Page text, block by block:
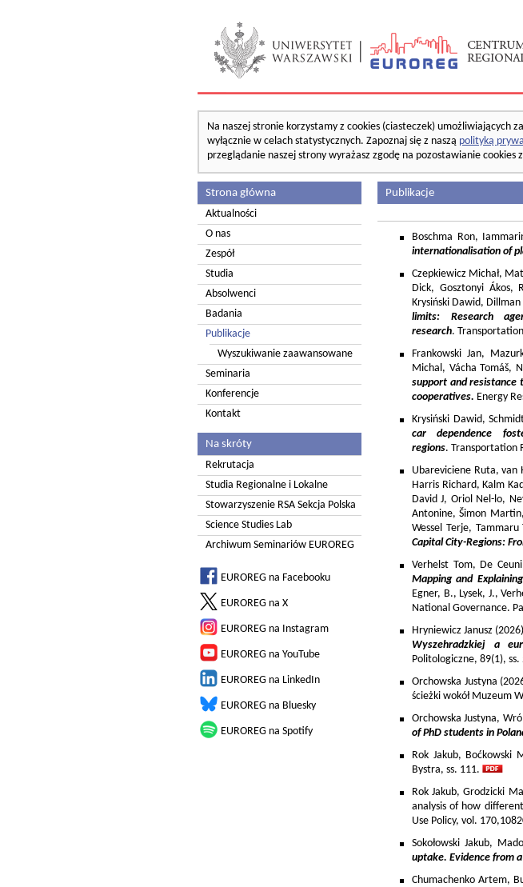
Na naszej stronie korzystamy z cookies (ciasteczek) umożliwiających
wyłącznie w celach statystycznych. Zapoznaj się z naszą polityką
przeglądanie naszej strony wyrażasz zgodę na pozostawianie
Strona główna
Aktualności
O nas
Zespół
Studia
Absolwenci
Badania
Publikacje
Wyszukiwanie zaawansowane
Seminaria
Konferencje
Kontakt
Na skróty
Rekrutacja
Studia Regionalne i Lokalne
Stowarzyszenie RSA Sekcja Polska
Science Studies Lab
Archiwum Seminariów EUROREG
EUROREG na Facebooku
EUROREG na X
EUROREG na Instagram
EUROREG na YouTube
EUROREG na LinkedIn
EUROREG na Bluesky
EUROREG na Spotify
Publikacje
Boschma Ron,
internationalisation of
Czepkiewicz Michał,
Dick, Gosztonyi Ákos,
Krysiński Dawid,
limits: Research
research.
Frankowski Jan,
Michal, Vácha Tomáš,
support and resistance
cooperatives. Energy
Krysiński Dawid,
car dependence
regions. Transportation
Ubareviciene Ruta, van
Harris Richard, Kalm
David J, Oriol Nel-lo,
Antonine, Šimon
Wessel Terje,
Capital City-Regions:
Verhelst Tom, De
Mapping and
Egner, B., Lysek, J.,
National Governance.
Hryniewicz Janusz (2026)
Wyszehradzkiej a
Politologiczne, 89(1), ss.
Orchowska Justyna
ścieżki wokół Muzeum
Orchowska Justyna,
of PhD students in
Rok Jakub, Boćkowski
Bystra, ss. 111.
Rok Jakub, Grodzicki
analysis of how
Use Policy, vol.
Sokołowski Jakub,
uptake. Evidence from
Chumachenko Artem,